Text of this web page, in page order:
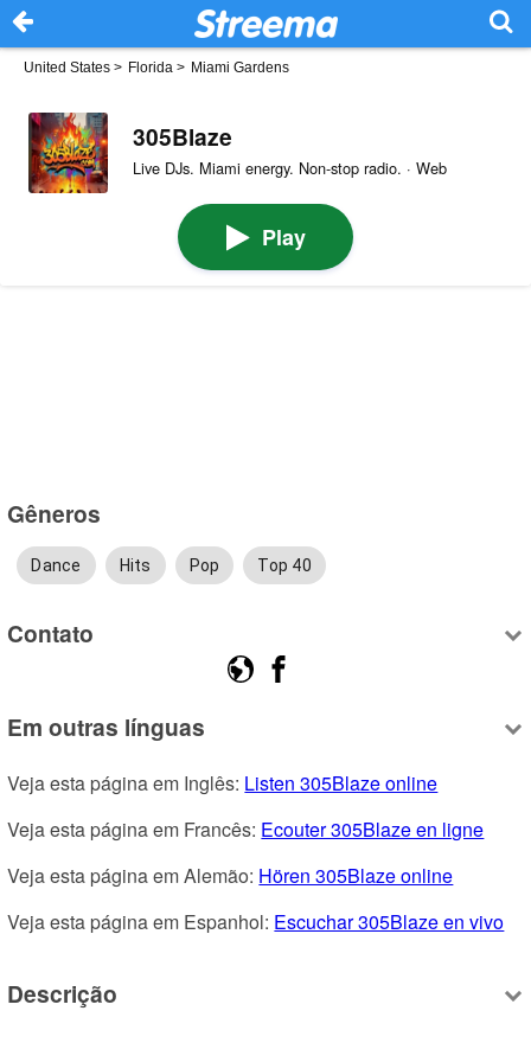
United States > Florida > Miami Gardens
305Blaze
Live DJs. Miami energy. Non-stop radio. · Web
Play
Gêneros
Dance Hits Pop Top 40
Contato
Em outras línguas
Veja esta página em Inglês: Listen 305Blaze online
Veja esta página em Francês: Ecouter 305Blaze en ligne
Veja esta página em Alemão: Hören 305Blaze online
Veja esta página em Espanhol: Escuchar 305Blaze en vivo
Descrição